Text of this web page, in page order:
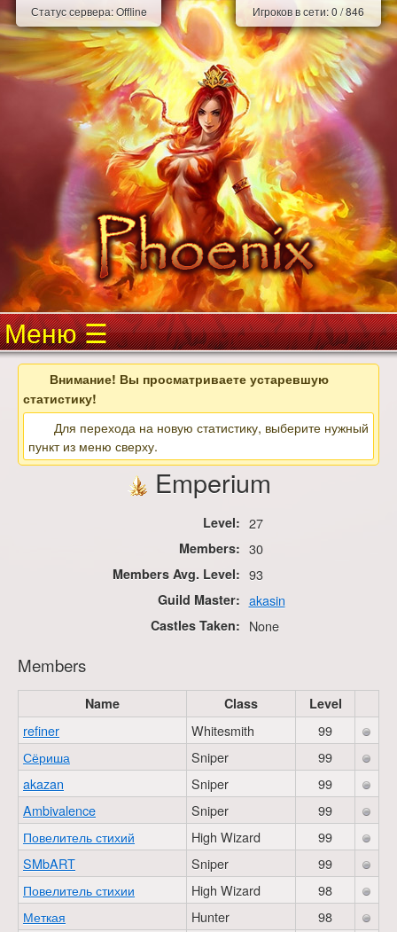
Статус сервера:Offline Игроков в сети:0 /846
Меню
Внимание! Вы просматриваете устаревшую
статистику!
Для перехода на новую статистику, выберите нужный
пункт из меню сверху.
Emperium
Level: 27
Members: 30
Members Avg. Level: 93
Guild Master: akasin
Castles Taken: None
Members
Name Class Level
refiner Whitesmith
99
Сёриша
Sniper
99
akazan
Sniper
99
Ambivalence
Sniper
99
Повелитель стихий
High Wizard
99
SMbART
Sniper
99
Повелитель стихии
High Wizard
98
Меткая
Hunter
98